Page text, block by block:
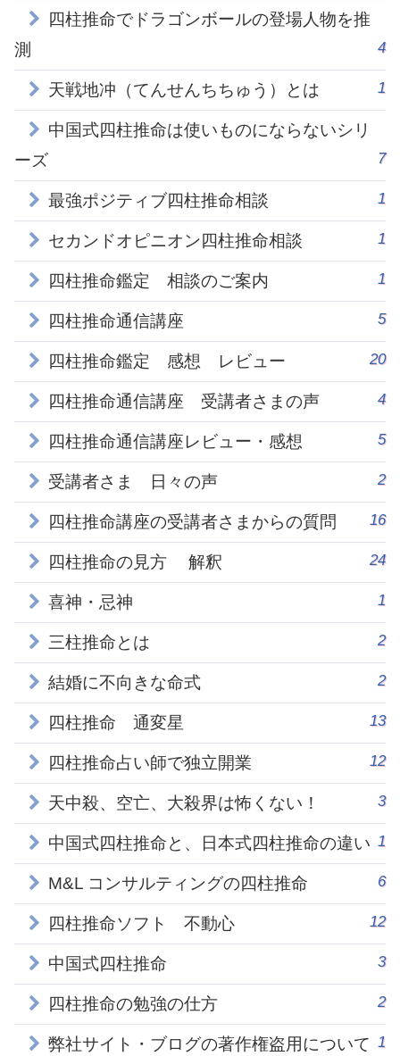
四柱推命でドラゴンボールの登場人物を推
測
4
天戦地冲（てんせんちちゅう）とは 1
中国式四柱推命は使いものにならないシリ
ーズ
7
最強ポジティブ四柱推命相談 1
セカンドオピニオン四柱推命相談 1
四柱推命鑑定 相談のご案内 1
四柱推命通信講座 5
四柱推命鑑定 感想 レビュー 20
四柱推命通信講座 受講者さまの声 4
四柱推命通信講座レビュー・感想 5
受講者さま 日々の声 2
四柱推命講座の受講者さまからの質問 16
四柱推命の見方 解釈 24
喜神・忌神 1
三柱推命とは 2
結婚に不向きな命式 2
四柱推命 通変星 13
四柱推命占い師で独立開業 12
天中殺、空亡、大殺界は怖くない！ 3
中国式四柱推命と、日本式四柱推命の違い 1
M&L コンサルティングの四柱推命 6
四柱推命ソフト 不動心 12
中国式四柱推命 3
四柱推命の勉強の仕方 2
弊社サイト・ブログの著作権盗用について 1